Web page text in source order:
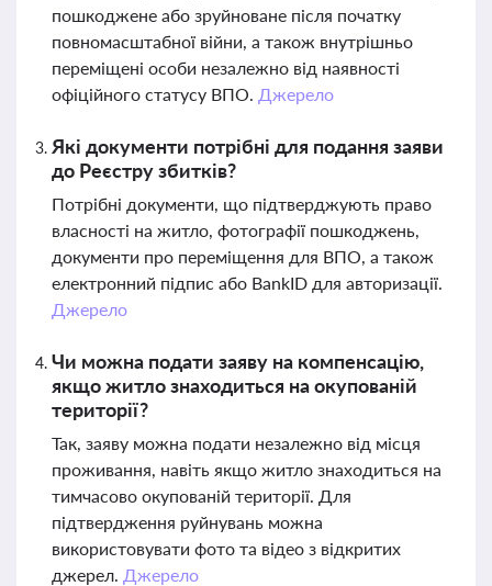
пошкоджене або зруйноване після початку
повномасштабної війни, а також внутрішньо
переміщені особи незалежно від наявності
офіційного статусу ВПО. Джерело
Які документи потрібні для подання заяви
до Реєстру збитків?
Потрібні документи, що підтверджують право
власності на житло, фотографії пошкоджень,
документи про переміщення для ВПО, а також
електронний підпис або BankID для авторизації.
Джерело
Чи можна подати заяву на компенсацію,
якщо житло знаходиться на окупованій
території?
Так, заяву можна подати незалежно від місця
проживання, навіть якщо житло знаходиться на
тимчасово окупованій території. Для
підтвердження руйнувань можна
використовувати фото та відео з відкритих
джерел. Джерело